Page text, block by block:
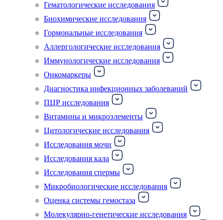
Гематологические исследования
Биохимические исследования
Гормональные исследования
Аллергологические исследования
Иммунологические исследования
Онкомаркеры
Диагностика инфекционных заболеваний
ПЦР исследования
Витамины и микроэлементы
Цитологические исследования
Исследования мочи
Исследования кала
Исследования спермы
Микробиологические исследования
Оценка системы гемостаза
Молекулярно-генетические исследования